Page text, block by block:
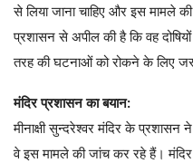
से लिया जाना चाहिए और इस मामले की
प्रशासन से अपील की है कि वह
तरह की घटनाओं को रोकने के लिए
मंदिर प्रशासन का बयान:
मीनाक्षी सुन्दरेश्वर मंदिर के प्रशासन
वे इस मामले की जांच कर रहे हैं।